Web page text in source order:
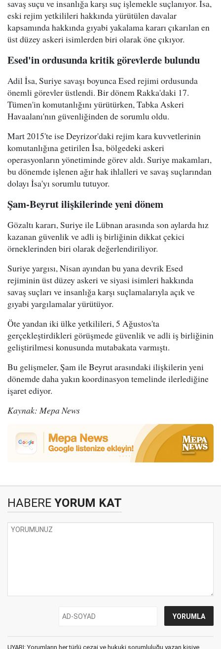
savaş suçu ve insanlığa karşı suç işlemekle suçlanıyor. İsa,
eski rejim yetkilileri hakkında yürütülen davalar
kapsamında hakkında gıyabi yakalama kararı çıkarılan en
üst düzey askeri isimlerden biri olarak öne çıkıyor.
Esed'in ordusunda kritik görevlerde bulundu
Adil İsa, Suriye savaşı boyunca Esed rejimi ordusunda
önemli görevler üstlendi. Bir dönem Rakka'daki 17.
Tümen'in komutanlığını yürütürken, Tabka Askeri
Havaalanı'nın güvenliğinden de sorumlu oldu.
Mart 2015'te ise Deyrizor'daki rejim kara kuvvetlerinin
komutanlığına getirilen İsa, bölgedeki askeri
operasyonların yönetiminde görev aldı. Suriye makamları,
bu dönemde işlenen ağır hak ihlalleri ve savaş suçlarından
dolayı İsa'yı sorumlu tutuyor.
Şam-Beyrut ilişkilerinde yeni dönem
Gözaltı kararı, Suriye ile Lübnan arasında son aylarda hız
kazanan güvenlik ve adli iş birliğinin dikkat çekici
örneklerinden biri olarak değerlendiriliyor.
Suriye yargısı, Nisan ayından bu yana devrik Esed
rejiminin üst düzey askeri ve siyasi isimleri hakkında
savaş suçları ve insanlığa karşı suçlamalarıyla açık ve
gıyabi yargılamalar yürütüyor.
Öte yandan iki ülke yetkilileri, 5 Ağustos'ta
gerçekleştirdikleri görüşmede güvenlik ve adli iş birliğinin
geliştirilmesi konusunda mutabakata varmıştı.
Bu gelişmeler, Şam ile Beyrut arasındaki ilişkilerin yeni
dönemde daha yakın koordinasyon temelinde ilerlediğine
işaret ediyor.
Kaynak: Mepa News
HABERE YORUM KAT
UYARI: Yorumların her türlü cezai ve hukuki sorumluluğu yazan kişiye